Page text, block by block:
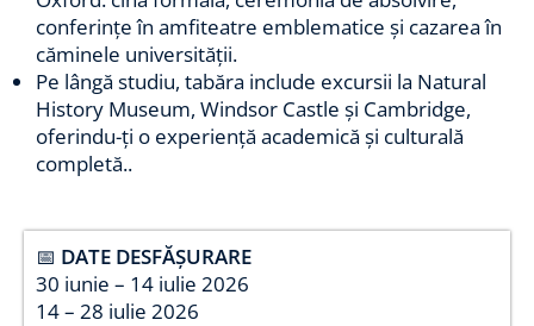
conferințe în amfiteatre emblematice și cazarea în
căminele universității.
Pe lângă studiu, tabăra include excursii la Natural
History Museum, Windsor Castle și Cambridge,
oferindu-ți o experiență academică și culturală
completă..
📅 DATE DESFĂȘURARE
30 iunie – 14 iulie 2026
14 – 28 iulie 2026